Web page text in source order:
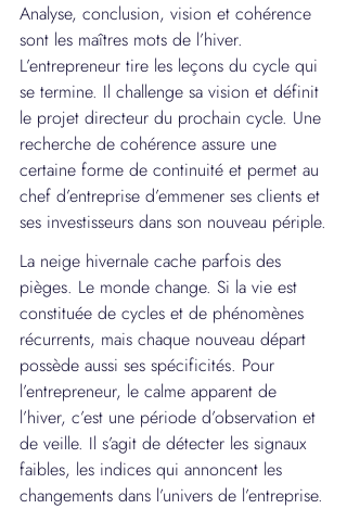
Analyse, conclusion, vision et cohérence
sont les maîtres mots de l’hiver.
L’entrepreneur tire les leçons du cycle qui
se termine. Il challenge sa vision et définit
le projet directeur du prochain cycle. Une
recherche de cohérence assure une
certaine forme de continuité et permet au
chef d’entreprise d’emmener ses clients et
ses investisseurs dans son nouveau périple.
La neige hivernale cache parfois des
pièges. Le monde change. Si la vie est
constituée de cycles et de phénomènes
récurrents, mais chaque nouveau départ
possède aussi ses spécificités. Pour
l’entrepreneur, le calme apparent de
l’hiver, c’est une période d’observation et
de veille. Il s’agit de détecter les signaux
faibles, les indices qui annoncent les
changements dans l’univers de l’entreprise.